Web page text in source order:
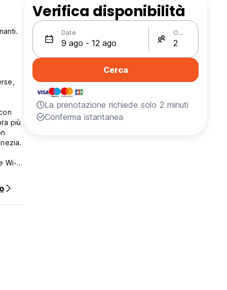
più
Wi-Fi
Verifica disponibilità
Date Ospiti
Cerca
La prenotazione richiede solo 2 minuti
Conferma istantanea